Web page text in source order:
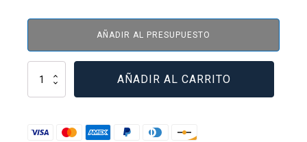
AÑADIR AL PRESUPUESTO
XTPM6P3BNL
cantidad
AÑADIR AL CARRITO